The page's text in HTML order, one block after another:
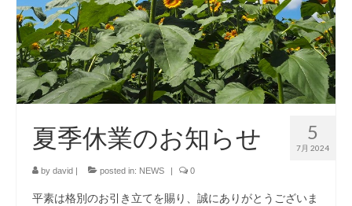
お問い合わせ
リクルート
5
7月 2024
夏季休業のお知らせ
by david | posted in: NEWS | 0
平素は格別のお引き立てを賜り、誠にありがとうございま